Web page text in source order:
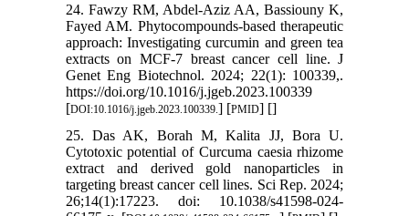
24. Fawzy RM, Abdel-Aziz AA, Bassiouny K,
Fayed AM. Phytocompounds-based therapeutic
approach: Investigating curcumin and green tea
extracts on MCF-7 breast cancer cell line. J
Genet Eng Biotechnol. 2024; 22(1): 100339,.
https://doi.org/10.1016/j.jgeb.2023.100339
[DOI:10.1016/j.jgeb.2023.100339.] [PMID] []
25. Das AK, Borah M, Kalita JJ, Bora U.
Cytotoxic potential of Curcuma caesia rhizome
extract and derived gold nanoparticles in
targeting breast cancer cell lines. Sci Rep. 2024;
26;14(1):17223. doi: 10.1038/s41598-024-